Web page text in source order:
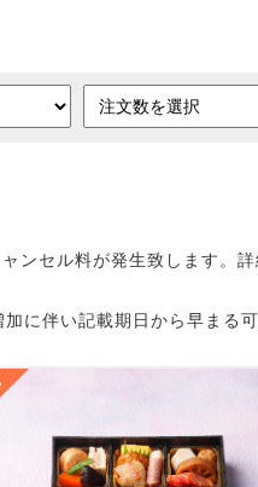
ンセル料が発生致します。詳
に伴い記載期日から早まる